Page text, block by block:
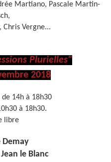
Martiano, Pascale Martin-
Chris Vergne...
Plurielles"
2018
de 14h à 18h30
à 18h30.
libre
Demay
le Blanc